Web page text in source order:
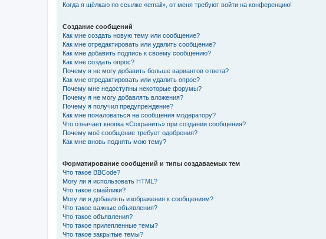
Когда я щёлкаю по ссылке «email», от меня требуют войти на конференцию!
Создание сообщений
Как мне создать новую тему или сообщение?
Как мне отредактировать или удалить сообщение?
Как мне добавить подпись к своему сообщению?
Как мне создать опрос?
Почему я не могу добавить больше вариантов ответа?
Как мне отредактировать или удалить опрос?
Почему мне недоступны некоторые форумы?
Почему я не могу добавлять вложения?
Почему я получил предупреждение?
Как мне пожаловаться на сообщения модератору?
Что означает кнопка «Сохранить» при создании сообщения?
Почему моё сообщение требует одобрения?
Как мне вновь поднять мою тему?
Форматирование сообщений и типы создаваемых тем
Что такое BBCode?
Могу ли я использовать HTML?
Что такое смайлики?
Могу ли я добавлять изображения к сообщениям?
Что такое важные объявления?
Что такое объявления?
Что такое прилепленные темы?
Что такое закрытые темы?